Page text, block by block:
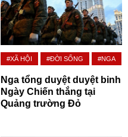
#XÃ HỘI #ĐỜI SỐNG #NGA
Nga tổng duyệt duyệt binh
Ngày Chiến thắng tại
Quảng trường Đỏ